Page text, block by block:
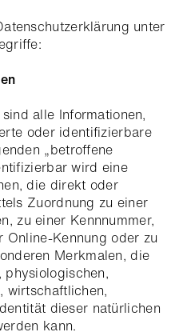
unter
alle Informationen,
oder identifizierbare
„betroffene
wird eine
die direkt oder
Zuordnung zu einer
zu einer Kennnummer,
Online-Kennung oder zu
Merkmalen, die
wirtschaftlichen,
dieser natürlichen
kann.